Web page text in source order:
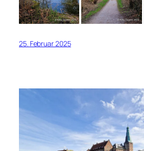
25. Februar 2025